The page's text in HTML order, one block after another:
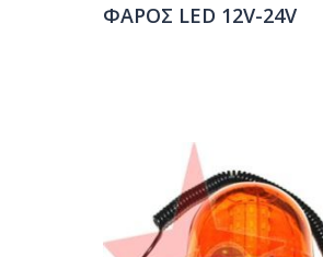
ΦΑΡΟΣ LED 12V-24V